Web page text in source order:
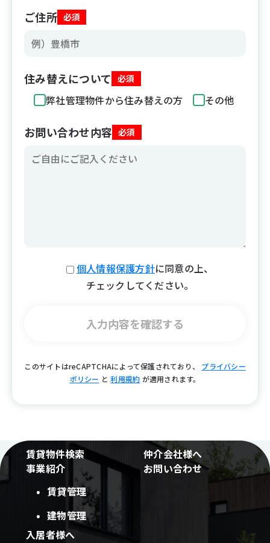
ご住所 必須
住み替えについて 必須
弊社管理物件から住み替えの方 その他
お問い合わせ内容 必須
個人情報保護方針に同意の上、
チェックしてください。
入力内容を確認する
このサイトはreCAPTCHAによって保護されており、 プライバシー
ポリシー と利用規約 が適用されます。
賃貸物件検索
事業紹介
賃貸管理
建物管理
入居者様へ
仲介会社様へ
お問い合わせ